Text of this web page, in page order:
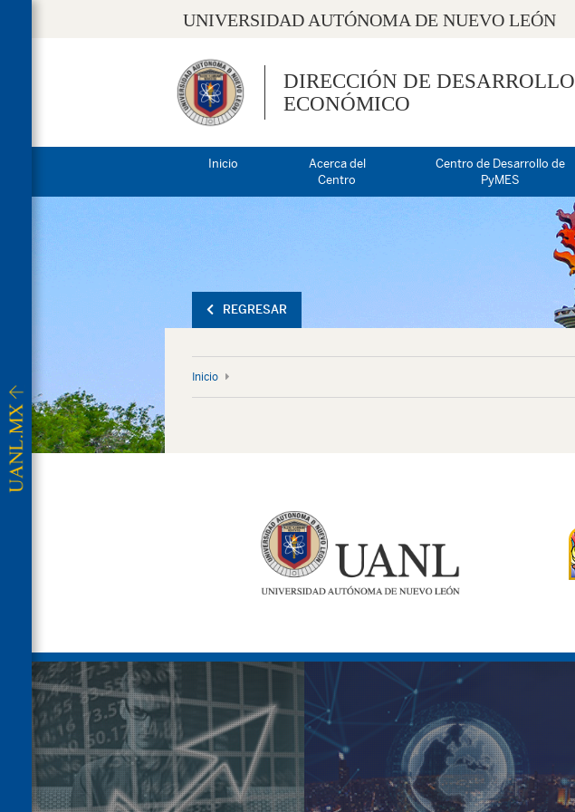
UNIVERSIDAD AUTÓNOMA DE NUEVO LEÓN
DIRECCIÓN DE DESARROLLO
ECONÓMICO
Inicio
Acerca del
Centro
Centro de Desarrollo de
PyMES
REGRESAR
Inicio